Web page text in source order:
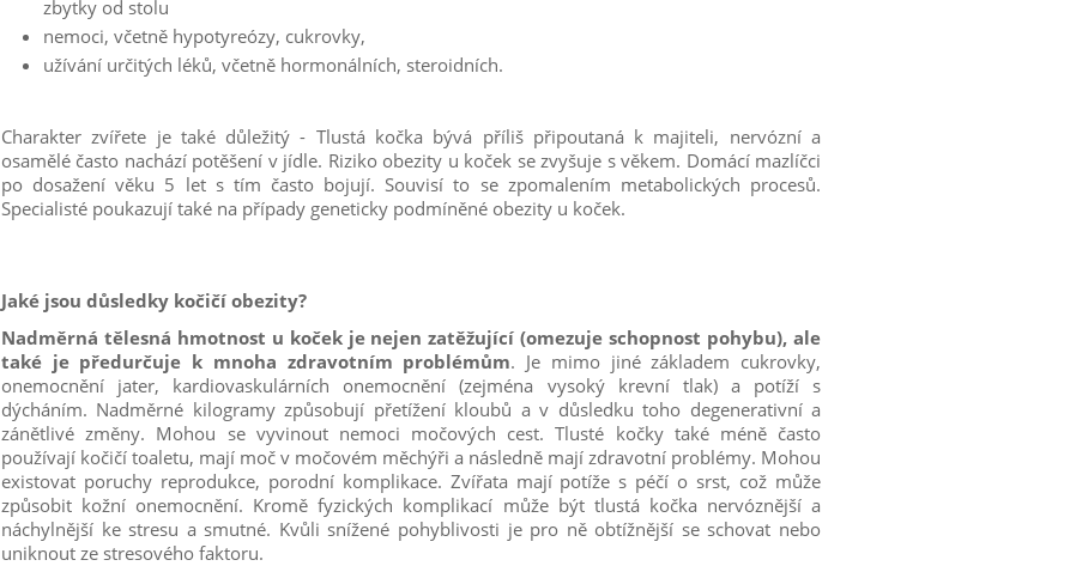
zbytky od stolu
nemoci, včetně hypotyreózy, cukrovky,
užívání určitých léků, včetně hormonálních, steroidních.
Charakter zvířete je také důležitý - Tlustá kočka bývá příliš připoutaná k majiteli, nervózní a
osamělé často nachází potěšení v jídle. Riziko obezity u koček se zvyšuje s věkem. Domácí mazlíčci
po dosažení věku 5 let s tím často bojují. Souvisí to se zpomalením metabolických procesů.
Specialisté poukazují také na případy geneticky podmíněné obezity u koček.
Jaké jsou důsledky kočičí obezity?
Nadměrná tělesná hmotnost u koček je nejen zatěžující (omezuje schopnost pohybu), ale
také je předurčuje k mnoha zdravotním problémům. Je mimo jiné základem cukrovky,
onemocnění jater, kardiovaskulárních onemocnění (zejména vysoký krevní tlak) a potíží s
dýcháním. Nadměrné kilogramy způsobují přetížení kloubů a v důsledku toho degenerativní a
zánětlivé změny. Mohou se vyvinout nemoci močových cest. Tlusté kočky také méně často
používají kočičí toaletu, mají moč v močovém měchýři a následně mají zdravotní problémy. Mohou
existovat poruchy reprodukce, porodní komplikace. Zvířata mají potíže s péčí o srst, což může
způsobit kožní onemocnění. Kromě fyzických komplikací může být tlustá kočka nervóznější a
náchylnější ke stresu a smutné. Kvůli snížené pohyblivosti je pro ně obtížnější se schovat nebo
uniknout ze stresového faktoru.